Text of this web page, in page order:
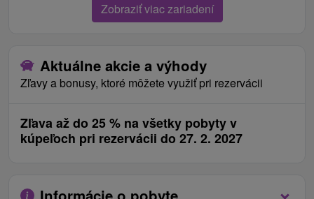
Zobraziť viac zariadení
Aktuálne akcie a výhody
Zľavy a bonusy, ktoré môžete využiť pri rezervácii
Zľava až do 25 % na všetky pobyty v
kúpeľoch pri rezervácii do 27. 2. 2027